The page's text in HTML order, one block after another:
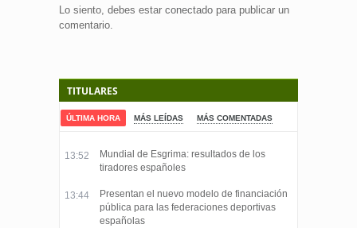
Lo siento, debes estar conectado para publicar un
comentario.
TITULARES
ÚLTIMA HORA MÁS LEÍDAS MÁS COMENTADAS
13:52
Mundial de Esgrima: resultados de los
tiradores españoles
13:44
Presentan el nuevo modelo de financiación
pública para las federaciones deportivas
españolas